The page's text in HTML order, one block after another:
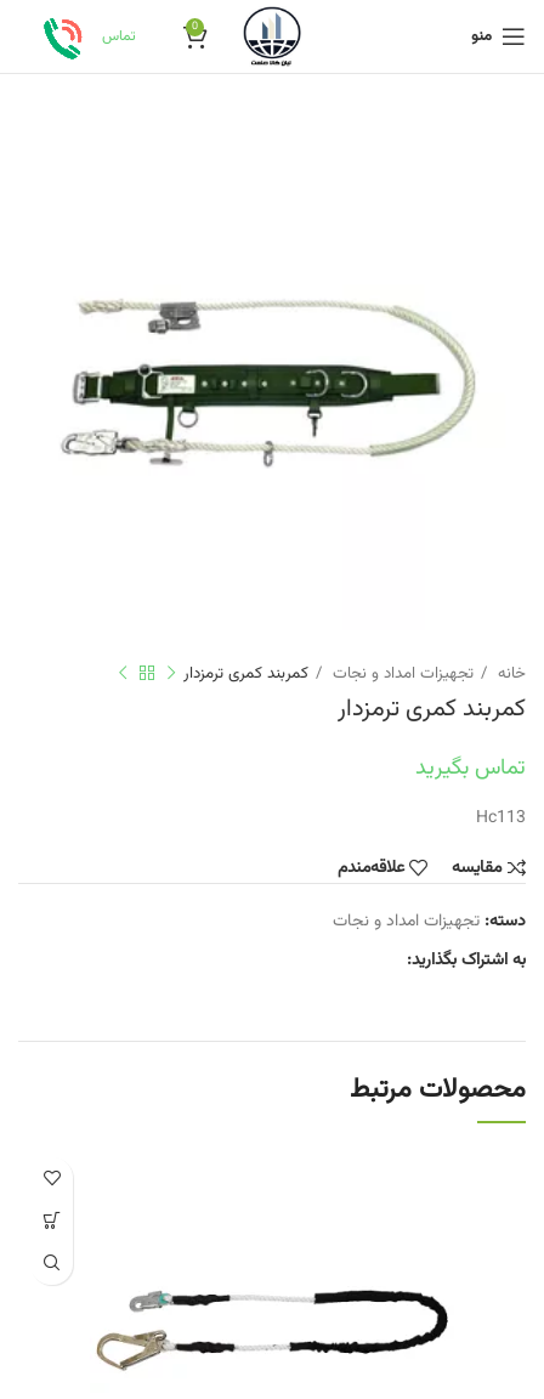
منو 0 تماس
خانه تجهیزات امداد و نجات کمربند کمری ترمزدار
کمربند کمری ترمزدار
تماس بگیرید
Hc113
مقایسه
علاقه‌مندم
دسته: تجهیزات امداد و نجات
به اشتراک بگذارید:
محصولات مرتبط